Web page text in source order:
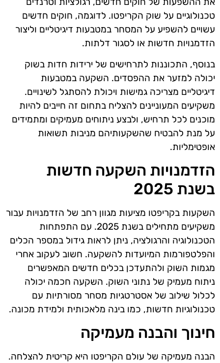
טכנולוגיים על שוק הקריפטו. לדוגמה, חוקים חדשים
עשויים להשפיע על המסחר במטבעות דיגיטליים וליצור
הזדמנויות חדשות או לסגור דלתות.
בנוסף, התכוננות לתרחישים של ירידות חדות בשוק
יכולה למזער את ההפסדים. השקעה במטבעות
דיגיטליים מצריכה גמישות ויכולת להסתגל לשינויים.
משקיעים המעוניינים להצליח בתחום זה חייבים להיות
מוכנים לכל תרחיש, ולבצע ניתוחים מעמיקים ומתמידים
על מנת להבטיח שהשקעותיהם מניבות תשואות
אופטימליות.
הזדמנויות השקעה חדשות
בשנת 2025
השקעות בקריפטו מציעות מגוון רחב של הזדמנויות עבור
משקיעים מתחילים בשנת 2025. עם התפתחות
הטכנולוגיה והרגולציה, ניתן לראות גידול במספר הכלים
והפלטפורמות המיועדות להשקעה. חשוב לעקוב אחרי
מגמות השוק ולהתעדכן בכלים חדשים המאפשרים
ניתוח מעמיק של נתוני השוק. השקעה חכמה יכולה
לכלול שילוב של אסטרטגיות מסחר מסורתיות עם
טכנולוגיות חדשות, כמו בינה מלאכותית ולמידת מכונה.
חינוך והבנה מעמיקה
הבנה מעמיקה של עולם הקריפטו היא קריטית להצלחה.